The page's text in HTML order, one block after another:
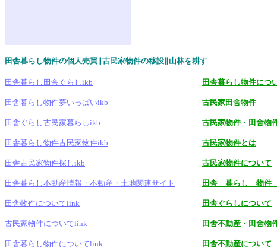
田舎暮らし物件の個人売買∥古民家物件の移設∥山林を耕す
田舎暮らし田舎ぐらしikb
田舎暮らし物件夢いっぱいikb
田舎ぐらし古民家暮らしikb
田舎暮らし物件古民家物件ikb
田舎古民家物件探しikb
田舎暮らし不動産情報・不動産・土地関連サイト
田舎物件についてlink
古民家物件についてlink
田舎暮らし物件についてlink
田舎暮らし物件につ
古民家田舎物件
古民家物件・田舎物
古民家物件とは
古民家物件について
田舎 暮らし 物件
田舎ぐらしについて
田舎不動産・田舎物
田舎不動産について